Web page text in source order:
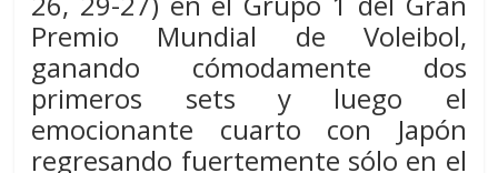
r
Premio Mundial de Voleibol,
ganando cómodamente dos
primeros sets y luego el
emocionante cuarto con Japón
regresando fuertemente sólo en el